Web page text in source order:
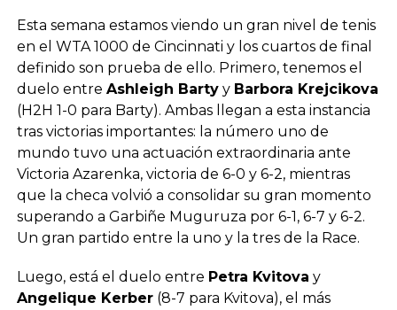
Esta semana estamos viendo un gran nivel de tenis
en el WTA 1000 de Cincinnati y los cuartos de final
definido son prueba de ello. Primero, tenemos el
duelo entre Ashleigh Bartyy Barbora Krejcikova
(H2H 1-0 para Barty). Ambas llegan a esta instancia
tras victorias importantes: la número uno de
mundo tuvo una actuación extraordinaria ante
Victoria Azarenka, victoria de 6-0 y 6-2, mientras
que la checa volvió a consolidar su gran momento
superando a Garbiñe Muguruza por 6-1, 6-7 y 6-2.
Un gran partido entre la uno y la tres de la Race.
Luego, está el duelo entre Petra Kvitova y
Angelique Kerber(8-7 para Kvitova), el más